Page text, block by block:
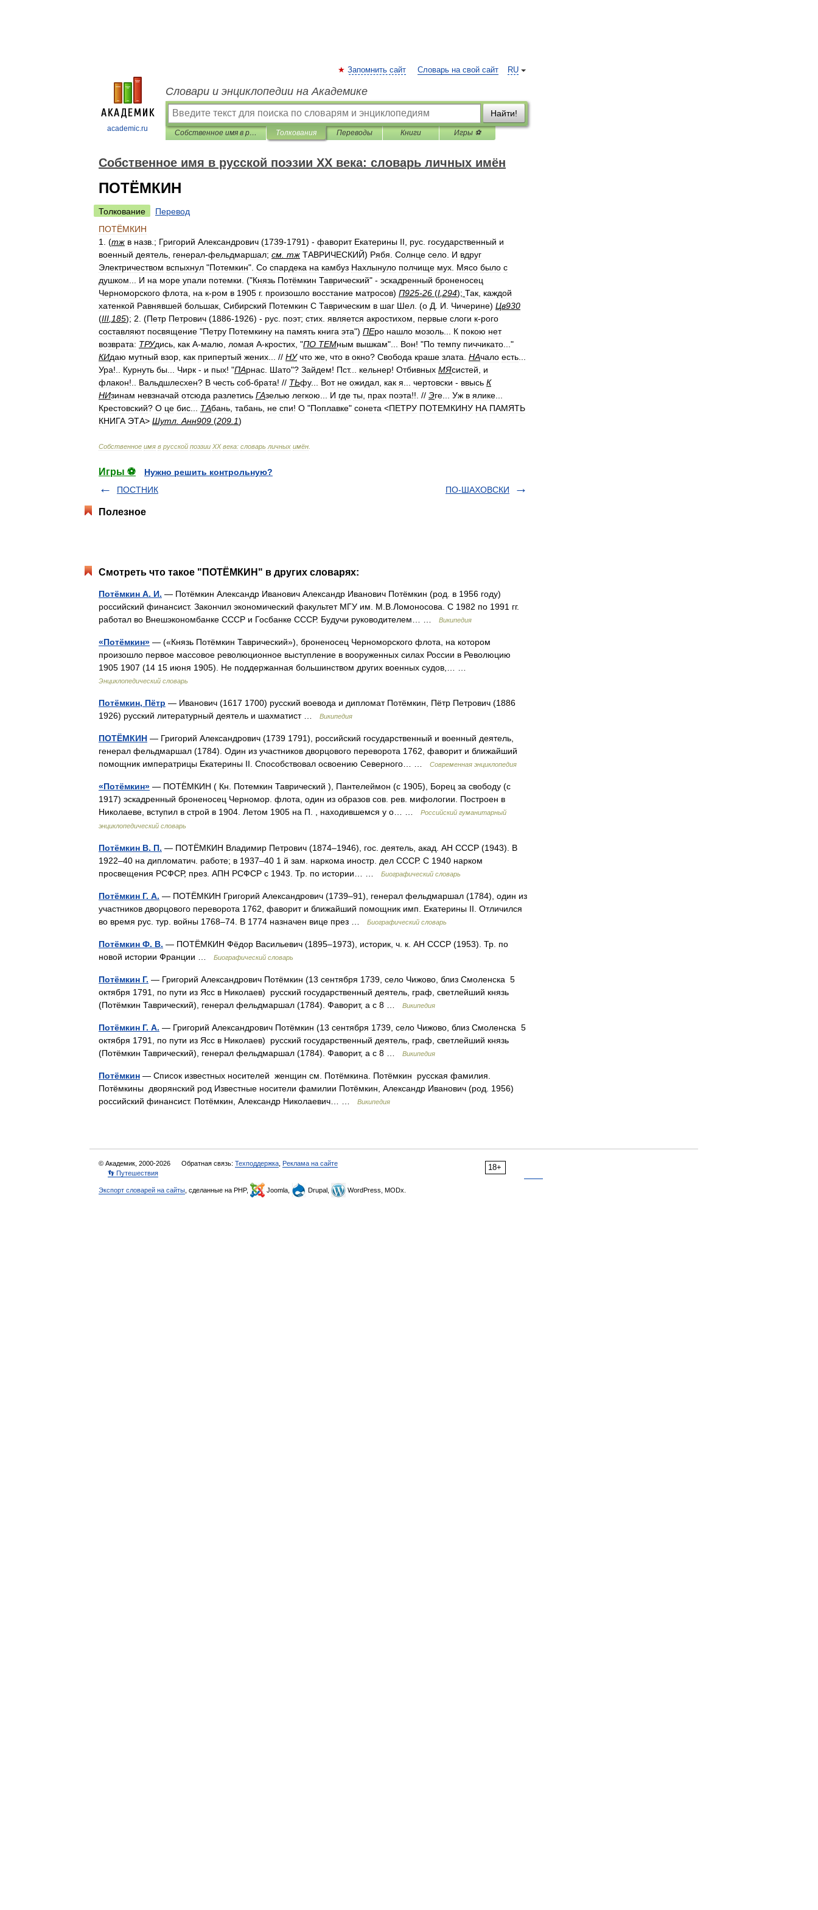
academic.ru
RU
Запомнить сайт Словарь на свой сайт
Словари и энциклопедии на Академике
Найти!
Собственное имя в русской поэзии XX века: словарь личных имён Толкования Переводы Книги Игры ⚽
Собственное имя в русской поэзии XX века: словарь личных имён
ПОТЁМКИН
Толкование
Перевод
ПОТЁМКИН
1
. (тж в назв .; Григорий Александрович (1739-1791) - фаворит Екатерины II рус государственный и
военный деятель генерал-фельдмаршал; см тж ТАВРИЧЕСКИЙ) Рябя Солнце село И вдруг
Электричеством вспыхнул "Потемкин". Со спардека на камбуз Нахлынуло полчище мух Мясо было с
душком
И на море упали потемки . ("Князь Потёмкин Таврический" - эскадренный броненосец
Черноморского флота на к-ром в 1905 г. произошло восстание матросов) П925-26 (I 294); Так каждой
хатенкой Равнявшей большак Сибирский Потемкин С Таврическим в шаг Шел . (о Д И Чичерине) Цв930
(III 185); 2 . (Петр Петрович (1886-1926) - рус поэт; стих является акростихом первые слоги к-рого
составляют посвящение "Петру Потемкину на память книга эта") ПЕро нашло мозоль К покою нет
возврата: ТРУдись как А-малю ломая А-кростих , "ПО ТЕМным вышкам"... Вон! "По темпу пиччикато ..."
КИдаю мутный взор как припертый жених ... // НУ что же что в окно? Свобода краше злата НАчало есть
Ура!.. Курнуть бы Чирк - и пых! "ПАрнас Шато"? Зайдем! Пст... кельнер! Отбивных МЯсистей
и
флакон!.. Вальдшлесхен? В честь соб-брата! // ТЬфу... Вот не ожидал как я чертовски - ввысь К
НИзинам невзначай отсюда разлетись ГАзелью легкою И где ты прах поэта!!. // Эге Уж в ялике
Крестовский? О це бис ТАбань табань не спи! О "Поплавке" сонета <ПЕТРУ ПОТЕМКИНУ НА ПАМЯТЬ
КНИГА ЭТА> Шутл Анн909 (209 1)
Собственное имя в русской поэзии XX века: словарь личных имён
Игры ⚽
Нужно решить контрольную?
ПОСТНИК
ПО-ШАХОВСКИ
Полезное
Смотреть что такое "ПОТЁМКИН" в других словарях:
Потёмкин А. И. — Потёмкин Александр Иванович Александр Иванович Потёмкин (род. в 1956 году)
российский финансист. Закончил экономический факультет МГУ им. М.В.Ломоносова. С 1982 по 1991 гг.
работал во Внешэкономбанке СССР и Госбанке СССР. Будучи руководителем… …
Википедия
«Потёмкин» — («Князь Потёмкин Таврический»), броненосец Черноморского флота, на котором
произошло первое массовое революционное выступление в вооруженных силах России в Революцию
1905 1907 (14 15 июня 1905). Не поддержанная большинством других военных судов,… …
Энциклопедический словарь
Потёмкин, Пётр — Иванович (1617 1700) русский воевода и дипломат Потёмкин, Пётр Петрович (1886
1926) русский литературный деятель и шахматист …
Википедия
ПОТЁМКИН — Григорий Александрович (1739 1791), российский государственный и военный деятель,
генерал фельдмаршал (1784). Один из участников дворцового переворота 1762, фаворит и ближайший
помощник императрицы Екатерины II. Способствовал освоению Северного… …
Современная энциклопедия
«Потёмкин» — ПОТЁМКИН ( Кн. Потемкин Таврический ), Пантелеймон (с 1905), Борец за свободу (с
1917) эскадренный броненосец Черномор. флота, один из образов сов. рев. мифологии. Построен в
Николаеве, вступил в строй в 1904. Летом 1905 на П. , находившемся у о… …
Российский гуманитарный
энциклопедический словарь
Потёмкин В. П. — ПОТЁМКИН Владимир Петрович (1874–1946), гос. деятель, акад. АН СССР (1943). В
1922–40 на дипломатич. работе; в 1937–40 1 й зам. наркома иностр. дел СССР. С 1940 нарком
просвещения РСФСР, през. АПН РСФСР с 1943. Тр. по истории… …
Биографический словарь
Потёмкин Г. А. — ПОТЁМКИН Григорий Александрович (1739–91), генерал фельдмаршал (1784), один из
участников дворцового переворота 1762, фаворит и ближайший помощник имп. Екатерины II. Отличился
во время рус. тур. войны 1768–74. В 1774 назначен вице през …
Биографический словарь
Потёмкин Ф. В. — ПОТЁМКИН Фёдор Васильевич (1895–1973), историк, ч. к. АН СССР (1953). Тр. по
новой истории Франции …
Биографический словарь
Потёмкин Г. — Григорий Александрович Потёмкин (13 сентября 1739, село Чижово, близ Смоленска 5
октября 1791, по пути из Ясс в Николаев) русский государственный деятель, граф, светлейший князь
(Потёмкин Таврический), генерал фельдмаршал (1784). Фаворит, а с 8 …
Википедия
Потёмкин Г. А. — Григорий Александрович Потёмкин (13 сентября 1739, село Чижово, близ Смоленска 5
октября 1791, по пути из Ясс в Николаев) русский государственный деятель, граф, светлейший князь
(Потёмкин Таврический), генерал фельдмаршал (1784). Фаворит, а с 8 …
Википедия
Потёмкин — Список известных носителей женщин см. Потёмкина. Потёмкин русская фамилия.
Потёмкины дворянский род Известные носители фамилии Потёмкин, Александр Иванович (род. 1956)
российский финансист. Потёмкин, Александр Николаевич… …
Википедия
18+
© Академик, 2000-2026 Обратная связь: Техподдержка Реклама на сайте
👣 Путешествия
Экспорт словарей на сайты , сделанные на PHP, Joomla, Drupal, WordPress, MODx.